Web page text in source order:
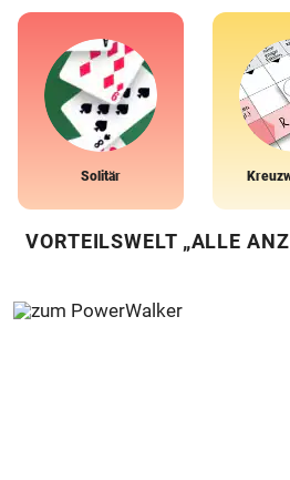
Solitär
VORTEILSWELT „ALLE